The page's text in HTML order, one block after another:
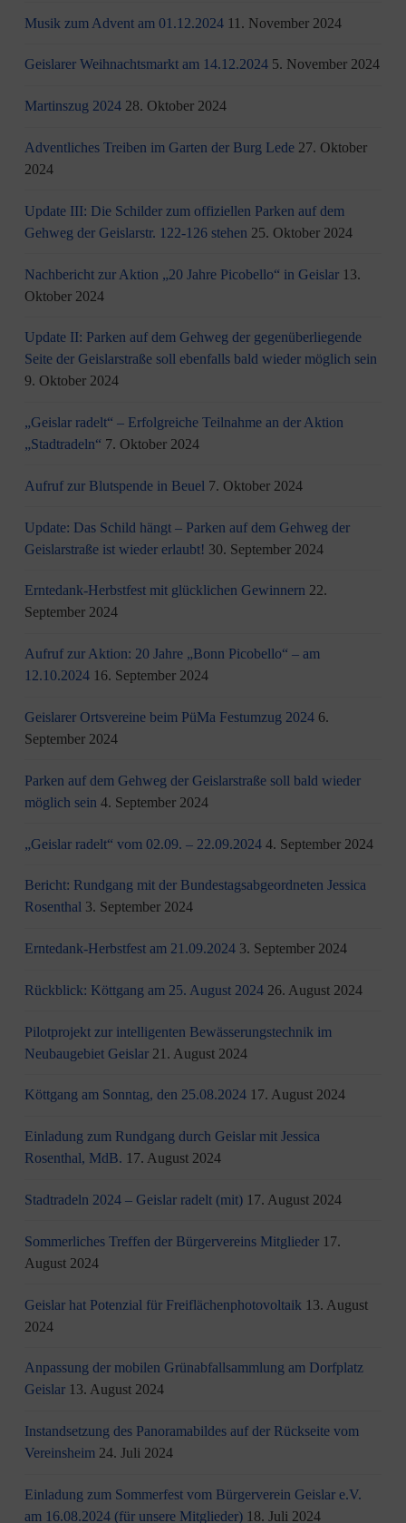
Musik zum Advent am 01.12.2024 11. November 2024
Geislarer Weihnachtsmarkt am 14.12.2024 5. November 2024
Martinszug 2024 28. Oktober 2024
Adventliches Treiben im Garten der Burg Lede 27. Oktober
2024
Update III: Die Schilder zum offiziellen Parken auf dem
Gehweg der Geislarstr. 122-126 stehen 25. Oktober 2024
Nachbericht zur Aktion „20 Jahre Picobello“ in Geislar 13.
Oktober 2024
Update II: Parken auf dem Gehweg der gegenüberliegende
Seite der Geislarstraße soll ebenfalls bald wieder möglich sein
9. Oktober 2024
„Geislar radelt“ – Erfolgreiche Teilnahme an der Aktion
„Stadtradeln“ 7. Oktober 2024
Aufruf zur Blutspende in Beuel 7. Oktober 2024
Update: Das Schild hängt – Parken auf dem Gehweg der
Geislarstraße ist wieder erlaubt! 30. September 2024
Erntedank-Herbstfest mit glücklichen Gewinnern 22.
September 2024
Aufruf zur Aktion: 20 Jahre „Bonn Picobello“ – am
12.10.2024 16. September 2024
Geislarer Ortsvereine beim PüMa Festumzug 2024 6.
September 2024
Parken auf dem Gehweg der Geislarstraße soll bald wieder
möglich sein 4. September 2024
„Geislar radelt“ vom 02.09. – 22.09.2024 4. September 2024
Bericht: Rundgang mit der Bundestagsabgeordneten Jessica
Rosenthal 3. September 2024
Erntedank-Herbstfest am 21.09.2024 3. September 2024
Rückblick: Köttgang am 25. August 2024 26. August 2024
Pilotprojekt zur intelligenten Bewässerungstechnik im
Neubaugebiet Geislar 21. August 2024
Köttgang am Sonntag, den 25.08.2024 17. August 2024
Einladung zum Rundgang durch Geislar mit Jessica
Rosenthal, MdB. 17. August 2024
Stadtradeln 2024 – Geislar radelt (mit) 17. August 2024
Sommerliches Treffen der Bürgervereins Mitglieder 17.
August 2024
Geislar hat Potenzial für Freiflächenphotovoltaik 13. August
2024
Anpassung der mobilen Grünabfallsammlung am Dorfplatz
Geislar 13. August 2024
Instandsetzung des Panoramabildes auf der Rückseite vom
Vereinsheim 24. Juli 2024
Einladung zum Sommerfest vom Bürgerverein Geislar e.V.
am 16.08.2024 (für unsere Mitglieder) 18. Juli 2024